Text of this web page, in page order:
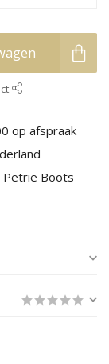
op afspraak
Petrie Boots